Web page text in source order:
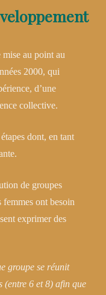
mise au point au
2000, qui
d’une
collective.
dont, en tant
de groupes
femmes ont besoin
exprimer des
groupe se réunit
(entre 6 et 8) afin que